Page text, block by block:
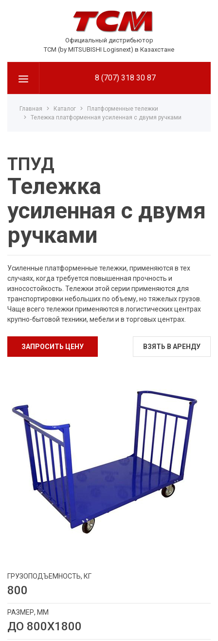
Официальный дистрибьютор
TCM (by MITSUBISHI Logisnext) в Казахстане
8 (707) 318 30 87
Главная Каталог
Платформенные тележки
Тележка платформенная усиленная с двумя ручками
ТПУД
Тележка
усиленная с двумя
ручками
Усиленные платформенные тележки, применяются в тех
случаях, когда требуется повышенная прочность и
износостойкость. Тележки этой серии применяются для
транспортировки небольших по объему, но тяжелых грузов.
Чаще всего тележки применяются в логистических центрах
крупно-бытовой техники, мебели и в торговых центрах.
ЗАПРОСИТЬ ЦЕНУ ВЗЯТЬ В АРЕНДУ
ГРУЗОПОДЪЕМНОСТЬ, КГ
800
РАЗМЕР, ММ
ДО 800Х1800